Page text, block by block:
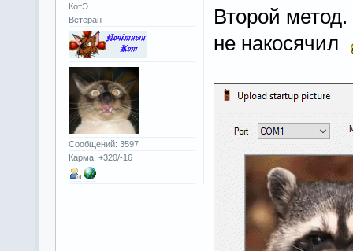
КотЭ
Ветеран
Сообщений: 3597
Карма: +320/-16
Второй
не накосячил